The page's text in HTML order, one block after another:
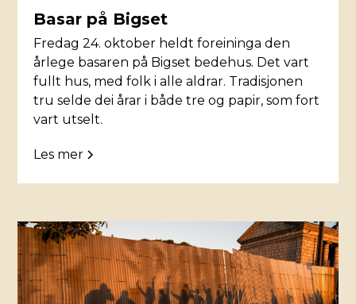
Basar på Bigset
Fredag 24. oktober heldt foreininga den
årlege basaren på Bigset bedehus. Det vart
fullt hus, med folk i alle aldrar. Tradisjonen
tru selde dei årar i både tre og papir, som fort
vart utselt.
Les mer